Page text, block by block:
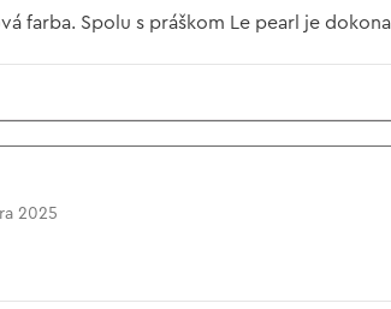
farba. Spolu s práškom Le pearl je
2025